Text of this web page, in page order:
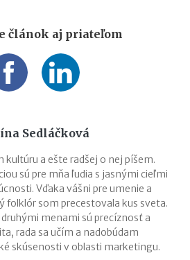
článok aj priateľom
Sedláčková
kultúru a ešte radšej o nej píšem.
sú pre mňa ľudia s jasnými cieľmi
Vďaka vášni pre umenie a
folklór som precestovala kus sveta.
menami sú precíznosť a
rada sa učím a nadobúdam
skúsenosti v oblasti marketingu.